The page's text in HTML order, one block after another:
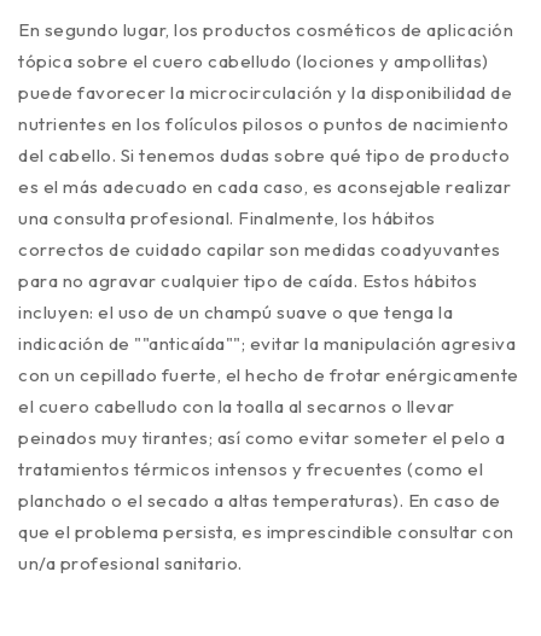
En segundo lugar, los productos cosméticos de aplicación
tópica sobre el cuero cabelludo (lociones y ampollitas)
puede favorecer la microcirculación y la disponibilidad de
nutrientes en los folículos pilosos o puntos de nacimiento
del cabello. Si tenemos dudas sobre qué tipo de producto
es el más adecuado en cada caso, es aconsejable realizar
una consulta profesional. Finalmente, los hábitos
correctos de cuidado capilar son medidas coadyuvantes
para no agravar cualquier tipo de caída. Estos hábitos
incluyen: el uso de un champú suave o que tenga la
indicación de ""anticaída""; evitar la manipulación agresiva
con un cepillado fuerte, el hecho de frotar enérgicamente
el cuero cabelludo con la toalla al secarnos o llevar
peinados muy tirantes; así como evitar someter el pelo a
tratamientos térmicos intensos y frecuentes (como el
planchado o el secado a altas temperaturas). En caso de
que el problema persista, es imprescindible consultar con
un/a profesional sanitario.